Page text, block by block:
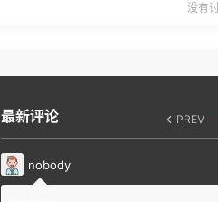
没有
最新评论 PREV
nobody